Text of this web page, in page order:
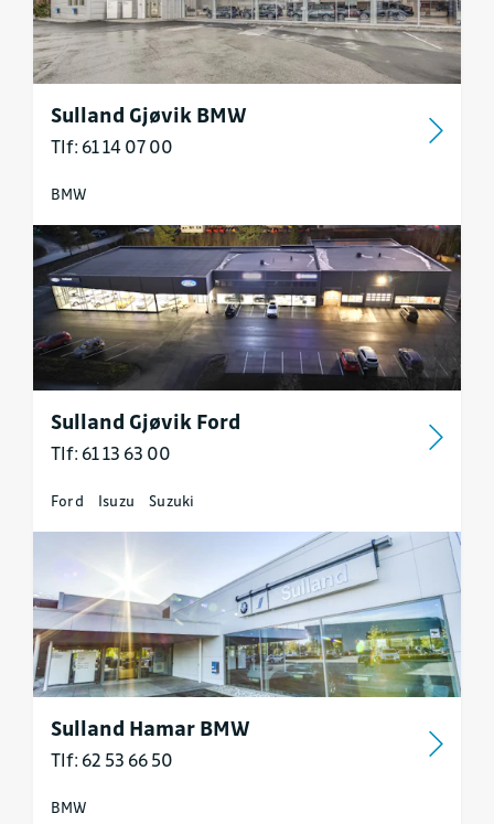
Sulland Gjøvik BMW
Tlf: 61 14 07 00
BMW
Sulland Gjøvik Ford
Tlf: 61 13 63 00
Ford Isuzu Suzuki
Sulland Hamar BMW
Tlf: 62 53 66 50
BMW